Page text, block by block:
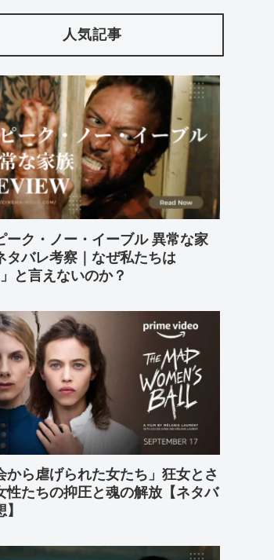
人気記事
ーク・ノー・イーブル 異常な家
タバレ考察｜なぜ私たちは
」と言えないのか？
から虐げられた女たち」狂女とさ
性たちの抑圧と魂の解放【ネタバ